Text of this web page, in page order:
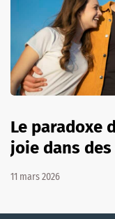
Le paradoxe
joie dans
11 mars 2026